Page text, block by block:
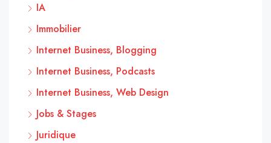
IA
Immobilier
Internet Business, Blogging
Internet Business, Podcasts
Internet Business, Web Design
Jobs & Stages
Juridique